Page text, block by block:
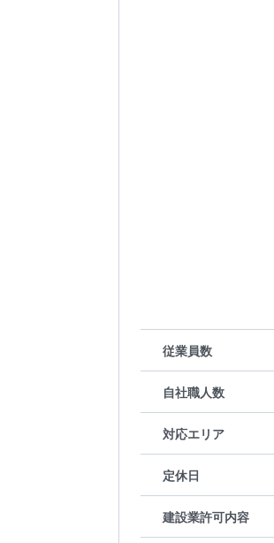
従業員数
自社職人数
対応エリア
定休日
建設業許可内容